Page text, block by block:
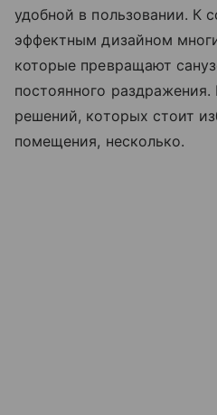
удобной в пользовании. К
эффектным дизайном
которые превращают
постоянного
решений, которых стоит
помещения, несколько.